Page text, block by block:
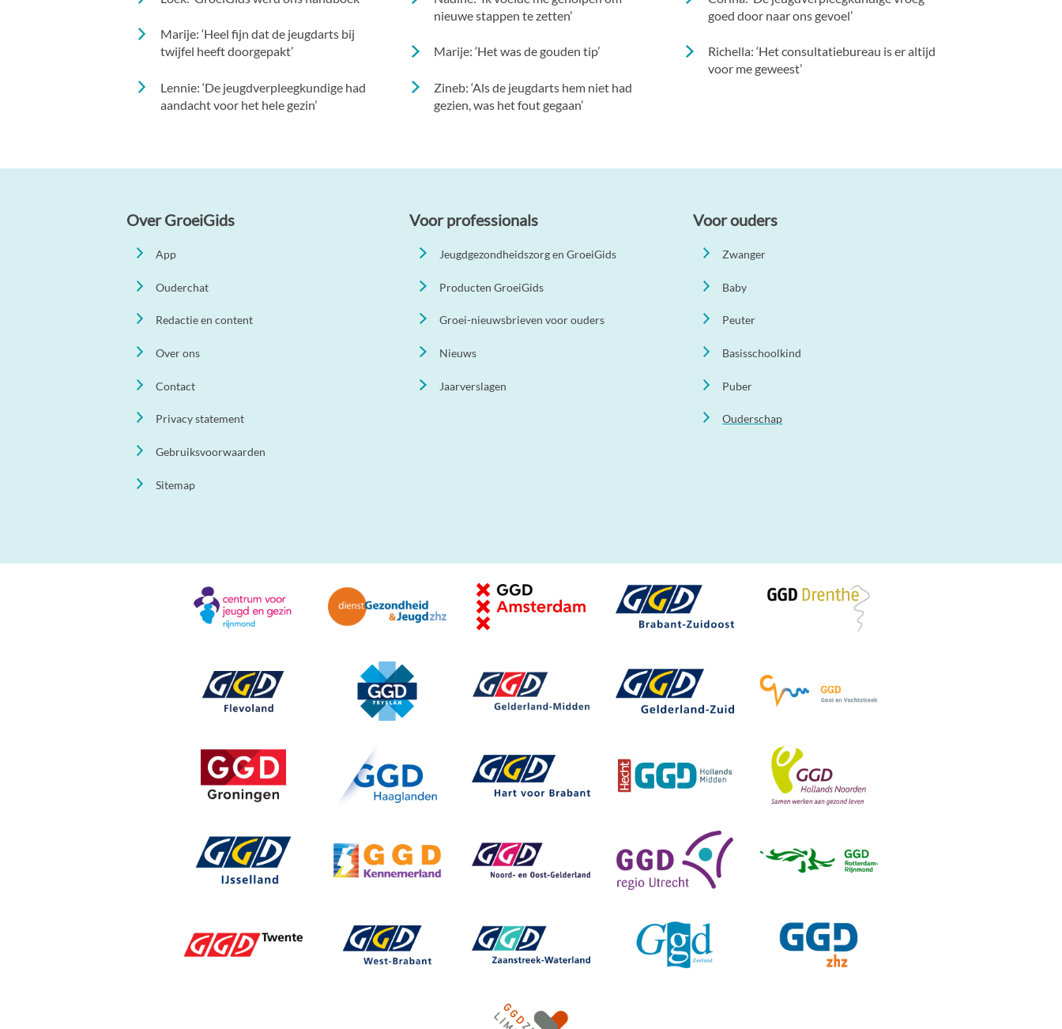
Marije: ‘Heel fijn dat de jeugdarts bij
twijfel heeft doorgepakt’
Lennie: ‘De jeugdverpleegkundige had
aandacht voor het hele gezin’
nieuwe stappen te zetten’
Marije: ‘Het was de gouden tip’
Zineb: ‘Als de jeugdarts hem niet had
gezien, was het fout gegaan’
goed door naar ons gevoel’
Richella: ‘Het consultatiebureau is er altijd
voor me geweest’
Over GroeiGids
App
Ouderchat
Redactie en content
Over ons
Contact
Privacy statement
Gebruiksvoorwaarden
Sitemap
Voor professionals
Jeugdgezondheidszorg en GroeiGids
Producten GroeiGids
Groei-nieuwsbrieven voor ouders
Nieuws
Jaarverslagen
Voor ouders
Zwanger
Baby
Peuter
Basisschoolkind
Puber
Ouderschap